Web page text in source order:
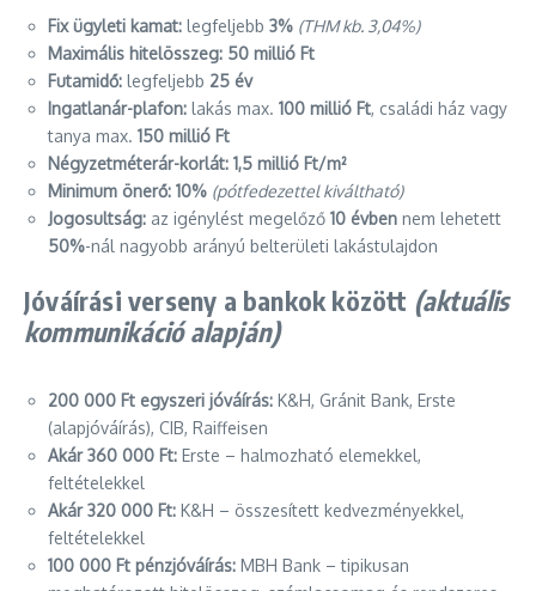
Fix ügyleti kamat: legfeljebb 3% (THM kb. 3,04%)
Maximális hitelösszeg: 50 millió Ft
Futamidő: legfeljebb 25 év
Ingatlanár-plafon: lakás max. 100 millió Ft, családi ház vagy
tanya max. 150 millió Ft
Négyzetméterár-korlát: 1,5 millió Ft/m²
Minimum önerő: 10% (pótfedezettel kiváltható)
Jogosultság: az igénylést megelőző 10 évben nem lehetett
50%-nál nagyobb arányú belterületi lakástulajdon
Jóváírási verseny a bankok között (aktuális
kommunikáció alapján)
200 000 Ft egyszeri jóváírás: K&H, Gránit Bank, Erste
(alapjóváírás), CIB, Raiffeisen
Akár 360 000 Ft: Erste – halmozható elemekkel,
feltételekkel
Akár 320 000 Ft: K&H – összesített kedvezményekkel,
feltételekkel
100 000 Ft pénzjóváírás: MBH Bank – tipikusan